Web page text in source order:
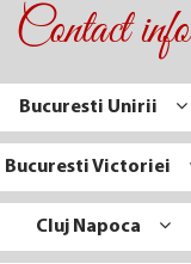
Contact info
Bucuresti Unirii
Bucuresti Victoriei
Cluj Napoca